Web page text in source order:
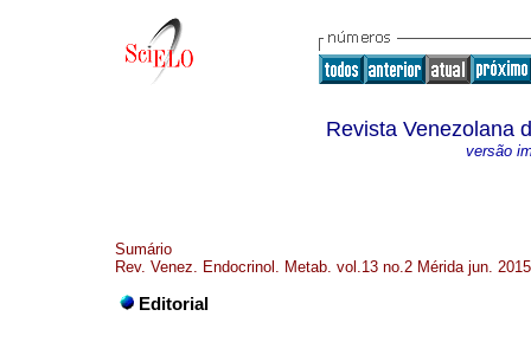
Revista Venezolana
versão
Sumário
Rev. Venez. Endocrinol. Metab. vol.13 no.2 Mérida jun. 2015
Editorial